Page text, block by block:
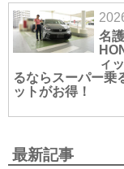
名
ィ
るならスーパー乗
ットがお得！
最新記事